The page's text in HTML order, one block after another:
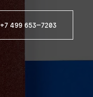
+7 499 653—7203